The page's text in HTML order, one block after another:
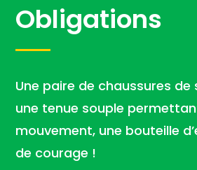
Obligations
Une paire de chaussures
une tenue souple
mouvement, une bouteille
de courage !